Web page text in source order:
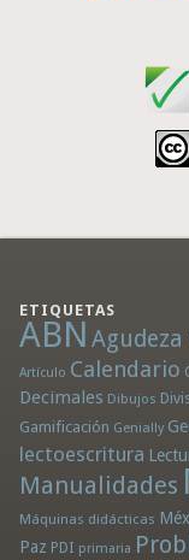
ETIQUETAS
ABN Agudeza
Artículo Calendario
Decimales Dibujos
Gamificación Genially
lectoescritura
Manualidades
Máquinas didácticas
Paz PDI primaria